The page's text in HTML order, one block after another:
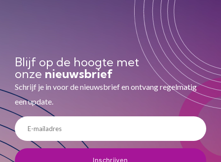
Blijf op de hoogte met
onze nieuwsbrief
Schrijf je in voor de nieuwsbrief en ontvang regelmatig
een update.